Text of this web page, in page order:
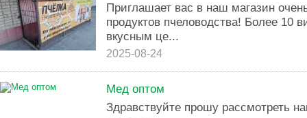
Приглашает вас в наш магазин
продуктов пчеловодства! Более 10
вкусным це...
2025-08-24
Мед оптом
Здравствуйте прошу рассмотреть